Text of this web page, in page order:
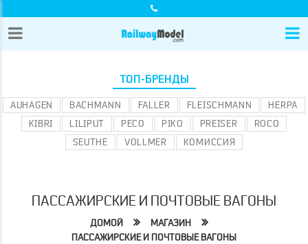
ТОП-БРЕНДЫ
AUHAGEN BACHMANN FALLER FLEISCHMANN
HERPA
KIBRI
LILIPUT PECO PIKO PREISER
ROCO
SEUTHE
VOLLMER КОМИССИЯ
ПАССАЖИРСКИЕ И ПОЧТОВЫЕ ВАГОНЫ
ДОМОЙ
МАГАЗИН
ПАССАЖИРСКИЕ И ПОЧТОВЫЕ ВАГОНЫ